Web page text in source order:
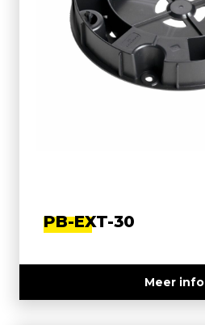
PB-EXT-30
Meer info